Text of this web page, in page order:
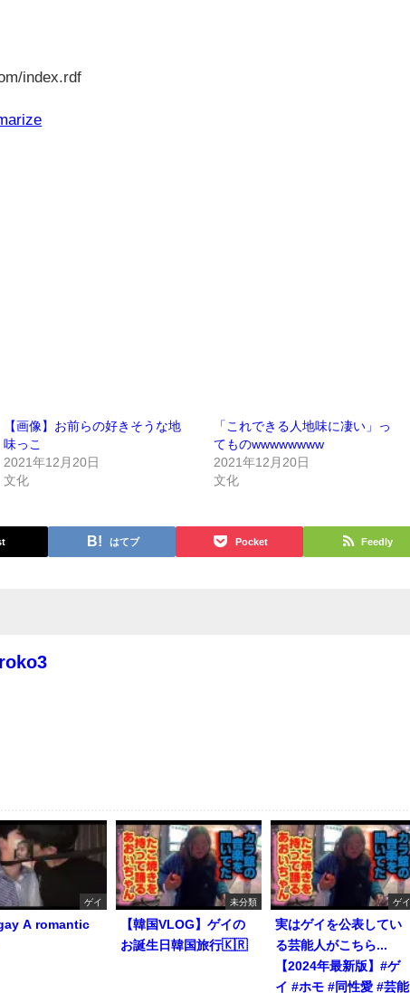
index.rdf
【画像】お前らの好きそうな地
味っこ
2021年12月20日
文化
「これできる人地味に凄い」っ
てものwwwwwwww
2021年12月20日
文化
はてブ Pocket Feedly
ゲイ
A romantic
未分類
【韓国VLOG】ゲイの
お誕生日韓国旅行🇰🇷
ゲイ
実はゲイを公表してい
る芸能人がこちら...
【2024年最新版】#ゲ
イ #ホモ #同性愛 #芸能